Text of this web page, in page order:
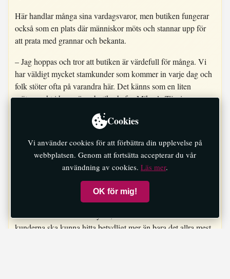
Här handlar många sina vardagsvaror, men butiken fungerar
också som en plats där människor möts och stannar upp för
att prata med grannar och bekanta.
– Jag hoppas och tror att butiken är värdefull för många. Vi
har väldigt mycket stamkunder som kommer in varje dag och
folk stöter ofta på varandra här. Det känns som en liten
mötespunkt i byn, säger butikschefen Mikaela Törning.
Vi försöker vara lyhörda och göra vårt bästa för att
kunna erbjuda det som kunderna vill ha.
Mikaela Törning
kunderna ska kunna hitta betydligt mer än bara det allra mest
Cookies
Vi använder cookies för att förbättra din upplevelse på
webbplatsen. Genom att fortsätta accepterar du vår
användning av cookies. Läs mer.
OK för mig!